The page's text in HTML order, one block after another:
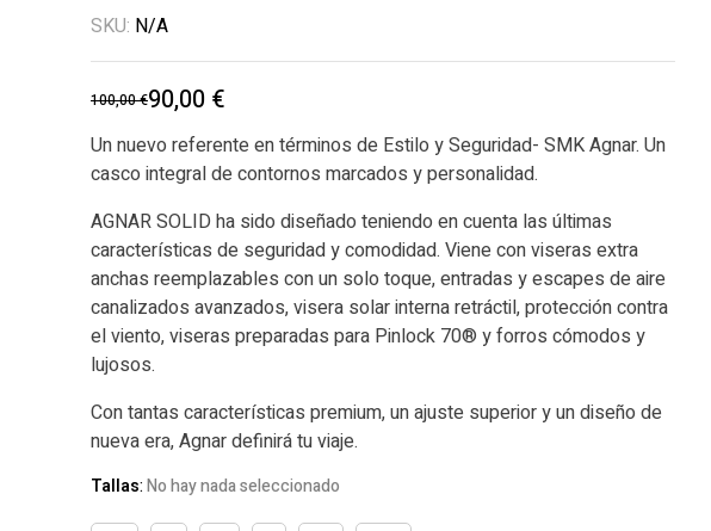
SKU: N/A
100,00€90,00 €
Un nuevo referente en términos de Estilo y Seguridad- SMK Agnar. Un
casco integral de contornos marcados y personalidad.
AGNAR SOLID ha sido diseñado teniendo en cuenta las últimas
características de seguridad y comodidad. Viene con viseras extra
anchas reemplazables con un solo toque, entradas y escapes de aire
canalizados avanzados, visera solar interna retráctil, protección contra
el viento, viseras preparadas para Pinlock 70® y forros cómodos y
lujosos.
Con tantas características premium, un ajuste superior y un diseño de
nueva era, Agnar definirá tu viaje.
Tallas:No hay nada seleccionado